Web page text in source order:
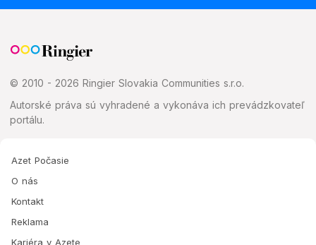
© 2010 - 2026 Ringier Slovakia Communities s.r.o.
Autorské práva sú vyhradené a vykonáva ich prevádzkovateľ
portálu.
Azet Počasie
O nás
Kontakt
Reklama
Kariéra v Azete